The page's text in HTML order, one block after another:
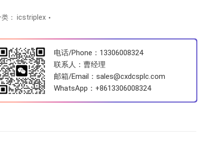
： icstriplex
电话/Phone：13306008324
联系人：曹经理
邮箱/Email：sales@cxdcsplc.com
WhatsApp： +8613306008324